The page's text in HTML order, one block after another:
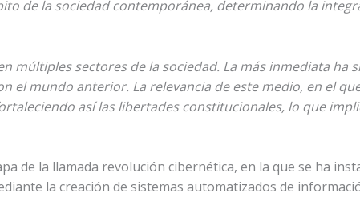
de la sociedad contemporánea, determinando la
múltiples sectores de la sociedad. La más inmediata ha
el mundo anterior. La relevancia de este medio, en el
así las libertades constitucionales, lo que
de la llamada revolución cibernética, en la que se ha
la creación de sistemas automatizados de